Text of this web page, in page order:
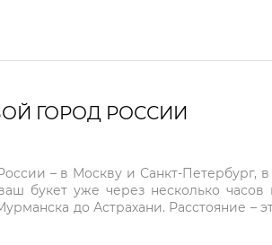
ГОРОД РОССИИ
– в Москву и Санкт-
букет уже через несколько
до Астрахани. Расстояние